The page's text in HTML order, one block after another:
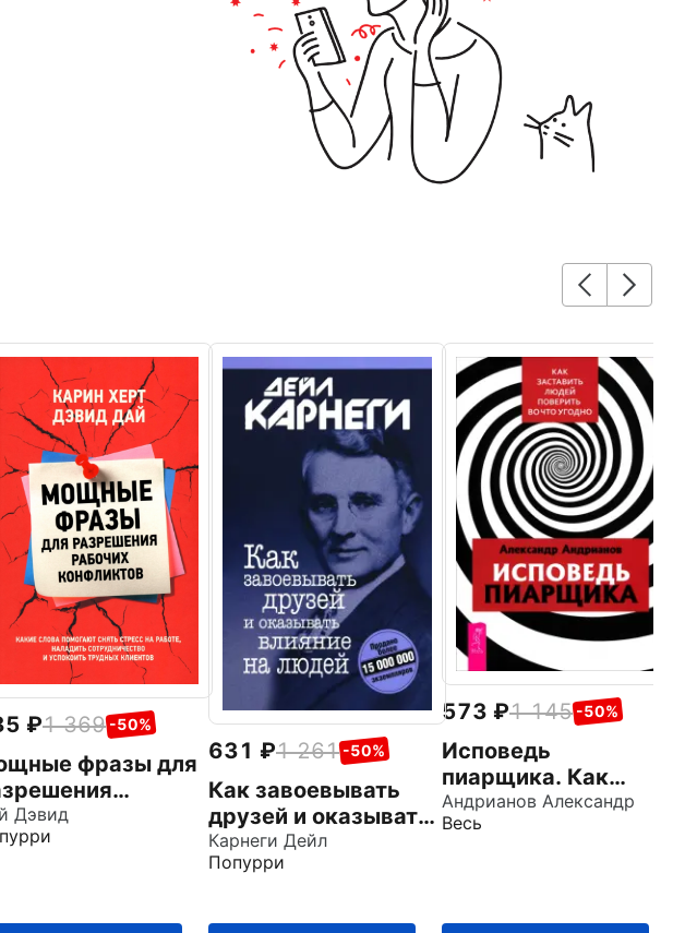
1 369 -50%
фразы для
конфликтов
Дэвид
631 1 261 -50%
Как завоевывать
друзей и оказывать
влияние на людей
Карнеги Дейл
Попурри
573 1 145 -50%
Исповедь
пиарщика. Как
заставить людей
поверить во что
Андрианов Александр
Весь